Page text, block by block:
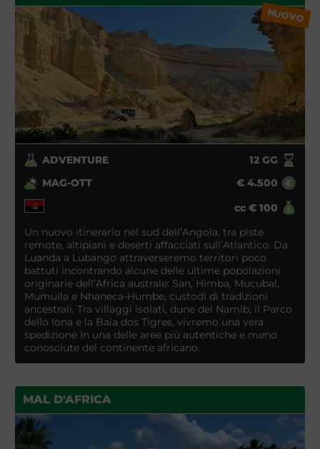
NUOVO
ADVENTURE 12GG
MAG-OTT
€ 4.500
cc € 100
Un nuovo itinerario nel sud dell’Angola, tra piste
remote, altipiani e deserti affacciati sull’Atlantico. Da
Luanda a Lubango attraverseremo territori poco
battuti incontrando alcune delle ultime popolazioni
originarie dell’Africa australe: San, Himba, Mucubal,
Mumuíla e Nhaneca-Humbe, custodi di tradizioni
ancestrali. Tra villaggi isolati, dune del Namib, il Parco
dello Iona e la Baía dos Tigres, vivremo una vera
spedizione in una delle aree più autentiche e meno
conosciute del continente africano.
MAL D'AFRICA